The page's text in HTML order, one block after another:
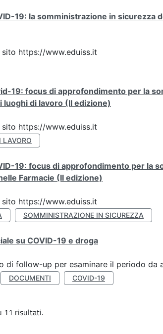
19: la somministrazione in sicurezza
https://www.eduiss.it
19: focus di approfondimento per la
luoghi di lavoro (II edizione)
https://www.eduiss.it
LAVORO
19: focus di approfondimento per la
Farmacie (II edizione)
https://www.eduiss.it
SOMMINISTRAZIONE IN SICUREZZA
su COVID-19 e droga
di follow-up per esaminare il periodo da
DOCUMENTI COVID-19
11 risultati.